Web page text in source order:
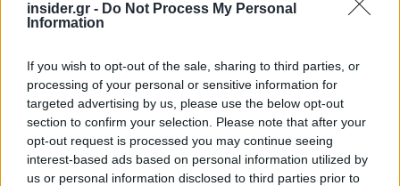
insider.gr - Do Not Process My Personal
Information
If you wish to opt-out of the sale, sharing to third parties, or
processing of your personal or sensitive information for
targeted advertising by us, please use the below opt-out
section to confirm your selection. Please note that after your
opt-out request is processed you may continue seeing
interest-based ads based on personal information utilized by
us or personal information disclosed to third parties prior to
Ο δομικός πληθωρισμός στην Ευρωζώνη
διαμορφώθηκε στο 2,5% από 2,2%, δ
είχνοντας
ότι οι πιέσεις παραμένουν ευρύτερες από την
ενέργεια.
Ο πληθωρισμός τον Απρίλιο αυξήθηκε στο 3%
από 2,6% τον Μάρτιο και πολύ πάνω από τον